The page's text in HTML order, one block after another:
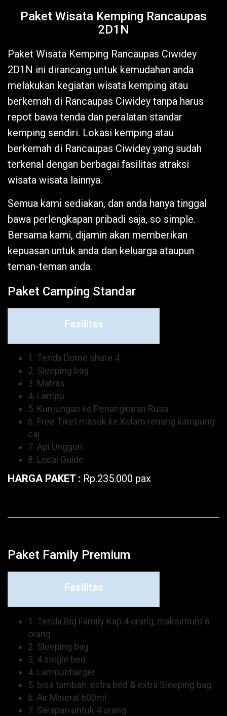
Paket Wisata Kemping Rancaupas
2D1N
Paket Wisata Kemping Rancaupas Ciwidey
2D1N ini dirancang untuk kemudahan anda
melakukan kegiatan wisata kemping atau
berkemah di Rancaupas Ciwidey tanpa harus
repot bawa tenda dan peralatan standar
kemping sendiri. Lokasi kemping atau
berkemah di Rancaupas Ciwidey yang sudah
terkenal dengan berbagai fasilitas atraksi
wisata wisata lainnya.
Semua kami sediakan, dan anda hanya tinggal
bawa perlengkapan pribadi saja, so simple.
Bersama kami, dijamin akan memberikan
kepuasan untuk anda dan keluarga ataupun
teman-teman anda.
Paket Camping Standar
Fasilitas
1. Tenda Dome share 4
2. Sleeping bag
3. Matras
4. Lampu
5. Kunjungan ke Penangkaran Rusa
6. Free Tiket masuk ke Kolam renang kampung
cai
7. Api Unggun
8. Local Guide
HARGA PAKET : Rp.235.000 pax
Paket Family Premium
Fasilitas
1. Tenda Big Family Kap.4 orang, maksimum 6
orang
2. Sleeping bag
3. 4 single bed
4. Lampucharger
5. bisa tambah: extra bed & extra Sleeping bag
6. Air Mineral 600ml
7. Sarapan untuk 4 orang